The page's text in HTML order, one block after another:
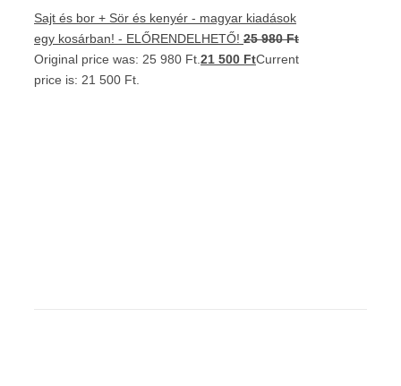
Sajt és bor + Sör és kenyér - magyar kiadások
egy kosárban! - ELŐRENDELHETŐ! 25 980Ft
Original price was: 25 980 Ft. 21 500 FtCurrent
price is: 21 500 Ft.